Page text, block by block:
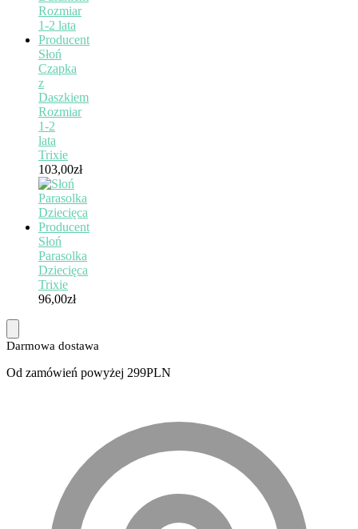
Słoń
Czapka
z
Daszkiem
Rozmiar
1-2
lata
Trixie
103,00zł
Słoń
Parasolka
Dziecięca
Trixie
96,00zł
Darmowa dostawa
Od zamówień powyżej 299PLN